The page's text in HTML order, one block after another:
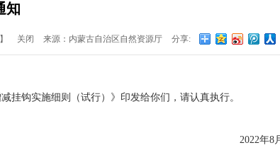
知
】 关闭 来源：内蒙古自治区自然资源厅 分享:
挂钩实施细则（试行）》印发给你们，请认真执行。
2022年8